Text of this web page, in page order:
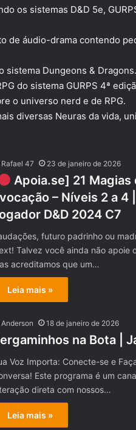
os sistemas D&D 5e,
de áudio-drama contendo
sistema Dungeons & Dragons.
do sistema GURPS 4ª
o universo nerd e de RPG.
diversas Neuras da vida,
Rafael 47 23 de janeiro de 2026
Apoia.se] 21 Magias
– Níveis 2 a 4
D&D 2024 C7
futuro padrinho ou
Talvez você ainda não apoie
acreditamos que um…
Leia mais »
Anderson 18 de janeiro de 2026
na Bota |
Voz Importa: Conecte-se e
Este programa é um
direta com nossos…
Leia mais »